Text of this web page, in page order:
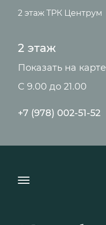
2 этаж ТРК Центрум
2 этаж
Показать на карте
С 9.00 до 21.00
+7 (978) 002-51-52